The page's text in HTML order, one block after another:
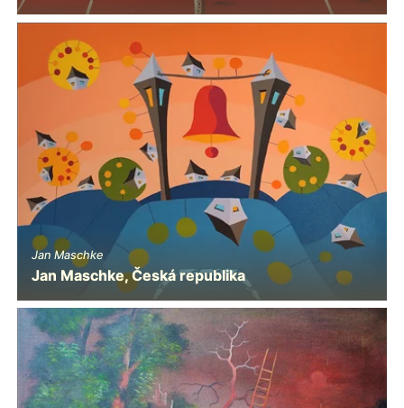
Jan Maschke
Jan Maschke, Česká republika